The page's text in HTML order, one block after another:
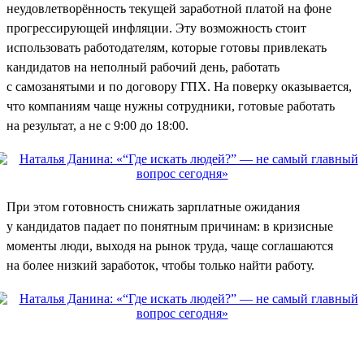
неудовлетворённость текущей заработной платой на фоне
прогрессирующей инфляции. Эту возможность стоит
использовать работодателям, которые готовы привлекать
кандидатов на неполный рабочий день, работать
с самозанятыми и по договору ГПХ. На поверку оказывается,
что компаниям чаще нужны сотрудники, готовые работать
на результат, а не с 9:00 до 18:00.
При этом готовность снижать зарплатные ожидания
у кандидатов падает по понятным причинам: в кризисные
моменты люди, выходя на рынок труда, чаще соглашаются
на более низкий заработок, чтобы только найти работу.